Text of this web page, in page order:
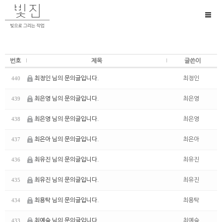
번호 제목 글쓴이
440 최정인 님의 문의글입니다. 최정인
439 최은영 님의 문의글입니다. 최은영
438 최은영 님의 문의글입니다. 최은영
437 최은아 님의 문의글입니다. 최은아
436 최유진 님의 문의글입니다. 최유진
435 최유진 님의 문의글입니다. 최유진
434 최용탁 님의 문의글입니다. 최용탁
433 최예슬 님의 문의글입니다. 최예슬